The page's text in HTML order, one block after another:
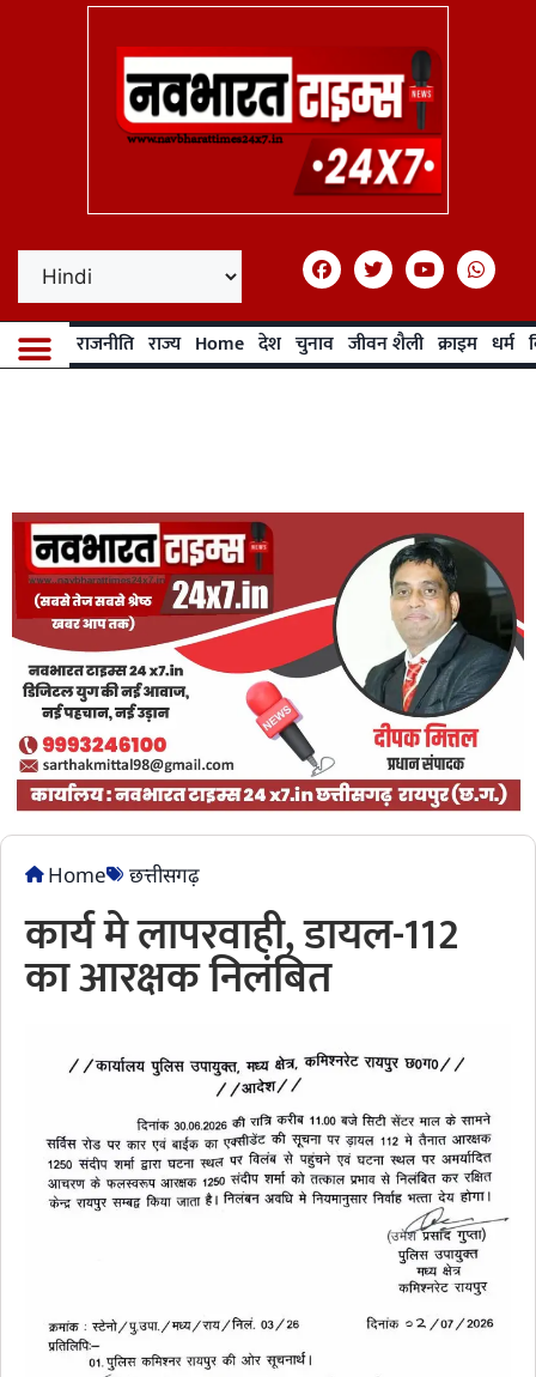
राजनीति राज्य Home देश चुनाव जीवन शैली क्राइम धर्म
Home छत्तीसगढ़
कार्य मे लापरवाही, डायल-112
का आरक्षक निलंबित